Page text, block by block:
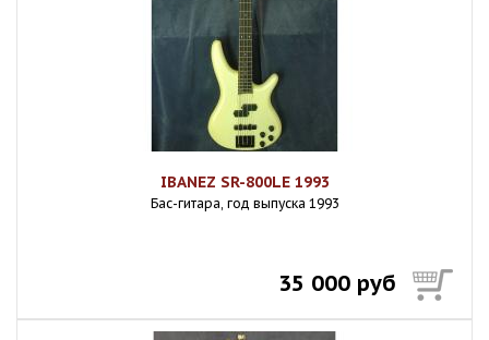
IBANEZ SR-800LE 1993
Бас-гитара, год выпуска 1993
35 000 руб